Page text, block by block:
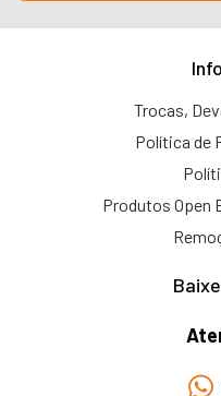
Trocas,
Política de
Produtos Open